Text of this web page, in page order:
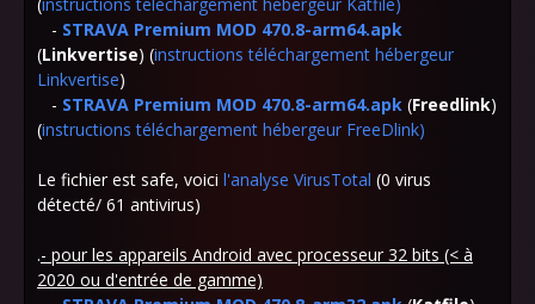
- STRAVA Premium MOD 470.8-arm64.apk
(Linkvertise) (instructions téléchargement hébergeur
Linkvertise)
- STRAVA Premium MOD 470.8-arm64.apk (Freedlink)
(instructions téléchargement hébergeur FreeDlink)
Le fichier est safe, voici l'analyse VirusTotal (0 virus
détecté/ 61 antivirus)
.- pour les appareils Android avec processeur 32 bits (< à
2020 ou d'entrée de gamme)